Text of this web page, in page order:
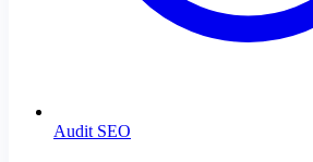
Audit SEO